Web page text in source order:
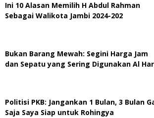
Ini 10 Alasan Memilih H Abdul Rahman
Sebagai Walikota Jambi 2024-202
Bukan Barang Mewah: Segini Harga Jam
dan Sepatu yang Sering Digunakan Al
Politisi PKB: Jangankan 1 Bulan, 3 Bulan
Saja Saya Siap untuk Rohingya